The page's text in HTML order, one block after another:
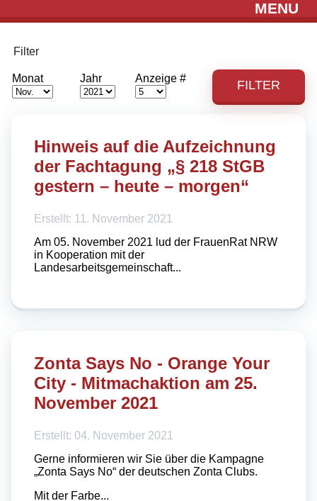
MENU
Filter
Monat Jahr Anzeige # FILTER
Hinweis auf die Aufzeichnung
der Fachtagung „§ 218 StGB
gestern – heute – morgen“
Erstellt: 11. November 2021
Am 05. November 2021 lud der FrauenRat NRW
in Kooperation mit der
Landesarbeitsgemeinschaft...
Zonta Says No - Orange Your
City - Mitmachaktion am 25.
November 2021
Erstellt: 04. November 2021
Gerne informieren wir Sie über die Kampagne
„Zonta Says No“ der deutschen Zonta Clubs.
Mit der Farbe...